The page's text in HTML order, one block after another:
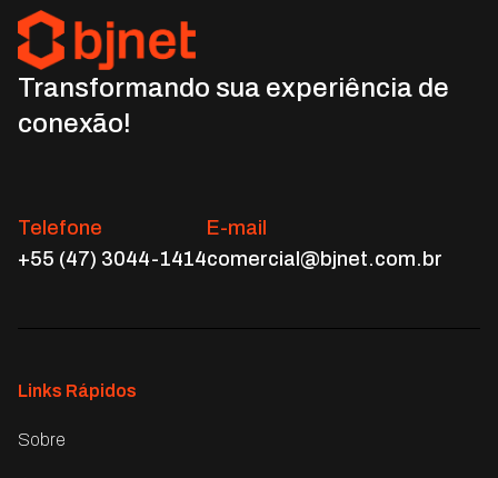
Transformando sua experiência de
conexão!
Telefone
+55 (47) 3044-1414
E-mail
comercial@bjnet.com.br
Links Rápidos
Sobre